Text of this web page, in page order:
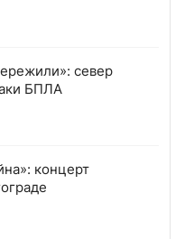
север
БПЛА
концерт